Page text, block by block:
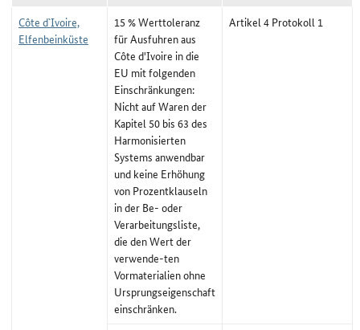
Côte d`Ivoire,
Elfenbeinküste
15 % Werttoleranz
für Ausfuhren aus
Côte d'Ivoire in die
EU mit folgenden
Einschränkungen:
Nicht auf Waren der
Kapitel 50 bis 63 des
Harmonisierten
Systems anwendbar
und keine Erhöhung
von Prozentklauseln
in der Be- oder
Verarbeitungsliste,
die den Wert der
verwende-ten
Vormaterialien ohne
Ursprungseigenschaft
einschränken.
Artikel 4 Protokoll 1